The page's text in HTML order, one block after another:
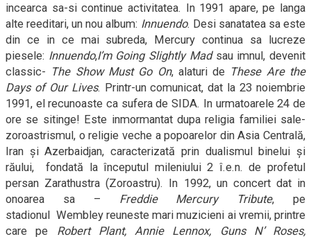
incearca sa-si continue activitatea. In 1991 apare, pe langa
alte reeditari, un nou album: Innuendo. Desi sanatatea sa este
din ce in ce mai subreda, Mercury continua sa lucreze
piesele: Innuendo,I’m Going Slightly Madsau imnul, devenit
classic- The Show Must Go On, alaturi de These Are the
Days of Our Lives. Printr-un comunicat, dat la 23 noiembrie
1991, el recunoaste ca sufera de SIDA. In urmatoarele 24 de
ore se sitinge! Este inmormantat dupa religia familiei sale-
zoroastrismul, o religie veche a popoarelor din Asia Centrală,
Iran şi Azerbaidjan, caracterizată prin dualismul binelui şi
răului,
fondată la începutul mileniului 2 î.e.n. de profetul
persan Zarathustra (Zoroastru). In 1992, un concert dat in
onoarea sa – Freddie Mercury Tribute, pe
stadionul Wembley reuneste mari muzicieni ai vremii, printre
care pe Robert Plant, Annie Lennox, Guns N’ Roses,